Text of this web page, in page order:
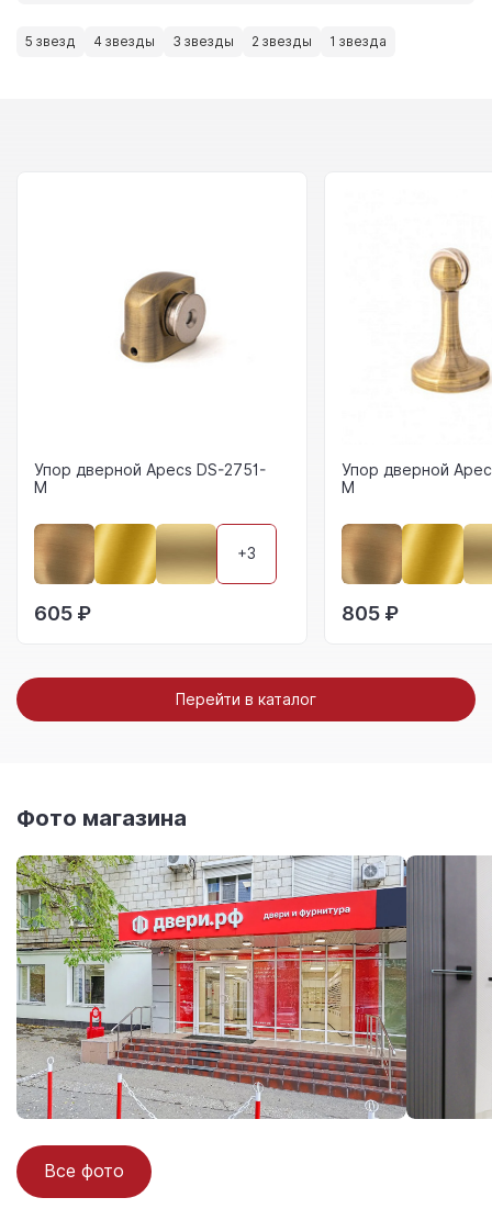
5 звезд 4 звезды 3 звезды 2 звезды 1 звезда
Упор дверной Apecs DS-2751-
M
+3
605 ₽
Упор дверной
M
805 ₽
Перейти в каталог
Фото магазина
Все фото